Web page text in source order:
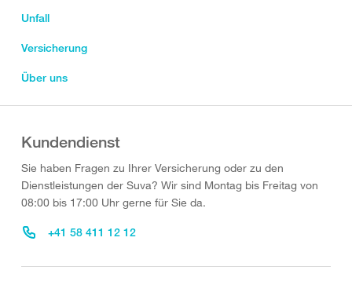
Unfall
Versicherung
Über uns
Kundendienst
Sie haben Fragen zu Ihrer Versicherung oder zu den
Dienstleistungen der Suva? Wir sind Montag bis Freitag von
08:00 bis 17:00 Uhr gerne für Sie da.
+41 58 411 12 12